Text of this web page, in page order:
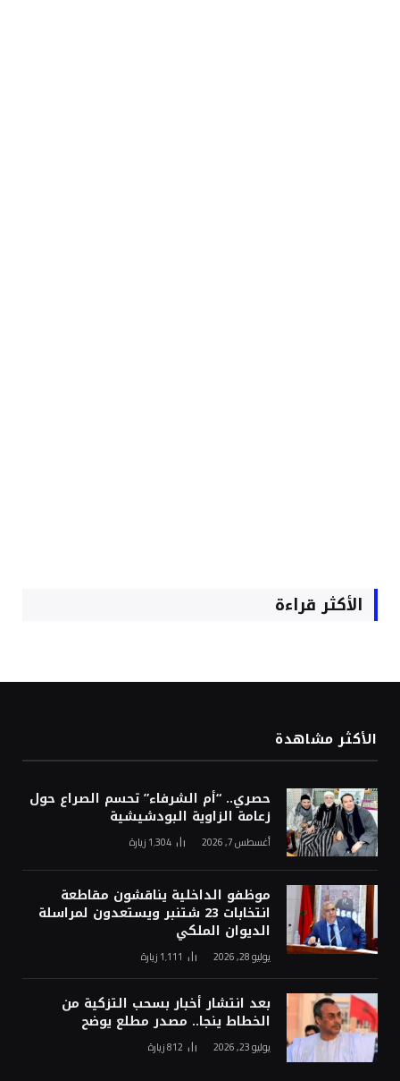
الأكثر قراءة
الأكثر مشاهدة
حصري.. “أم الشرفاء” تحسم الصراع حول
زعامة الزاوية البودشيشية
أغسطس 7, 2026 1٬304 زيارة
موظفو الداخلية يناقشون مقاطعة
انتخابات 23 شتنبر ويستعدون لمراسلة
الديوان الملكي
يوليو 28, 2026 1٬111 زيارة
بعد انتشار أخبار بسحب التزكية من
الخطاط ينجا.. مصدر مطلع يوضح
يوليو 23, 2026 812زيارة